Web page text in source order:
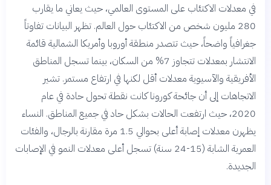
في معدلات الاكتئاب على المستوى العالمي، حيث يعاني ما يقارب
280 مليون شخص من الاكتئاب حول العالم. تظهر البيانات تفاوتاً
جغرافياً واضحاً، حيث تتصدر منطقة أوروبا وأمريكا الشمالية قائمة
الانتشار بمعدلات تتجاوز 7% من السكان، بينما تسجل المناطق
الأفريقية والآسيوية معدلات أقل لكنها في ارتفاع مستمر. تشير
الاتجاهات إلى أن جائحة كورونا كانت نقطة تحول حادة في عام
2020، حيث ارتفعت الحالات بشكل حاد في جميع المناطق. النساء
يظهرن معدلات إصابة أعلى بحوالي 1.5 مرة مقارنة بالرجال، والفئات
العمرية الشابة (15-24 سنة) تسجل أعلى معدلات النمو في الإصابات
الجديدة.